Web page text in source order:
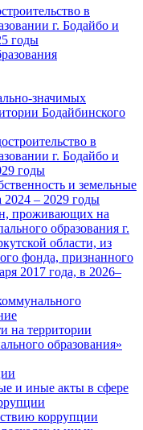
в
г. Бодайбо и
годы
значимых
Бодайбинского
в
г. Бодайбо и
годы
и земельные
– 2029 годы
проживающих на
образования г.
области, из
фонда, признанного
2017 года, в 2026–
на территории
образования»
и иные акты в сфере
коррупции